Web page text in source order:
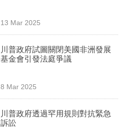
13 Mar 2025
川普政府試圖關閉美國非洲發展
基金會引發法庭爭議
8 Mar 2025
川普政府透過罕用規則對抗緊急
訴訟